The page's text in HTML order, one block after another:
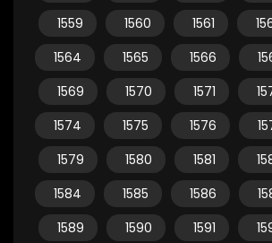
1559
1560 1561
1564
1565 1566
1569
1570 1571
1574
1575 1576
1579
1580 1581
1584
1585 1586
1589
1590 1591